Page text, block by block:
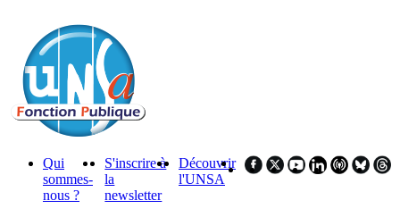
Qui
sommes-
nous ?
S'inscrire à
la
newsletter
Découvrir
l'UNSA